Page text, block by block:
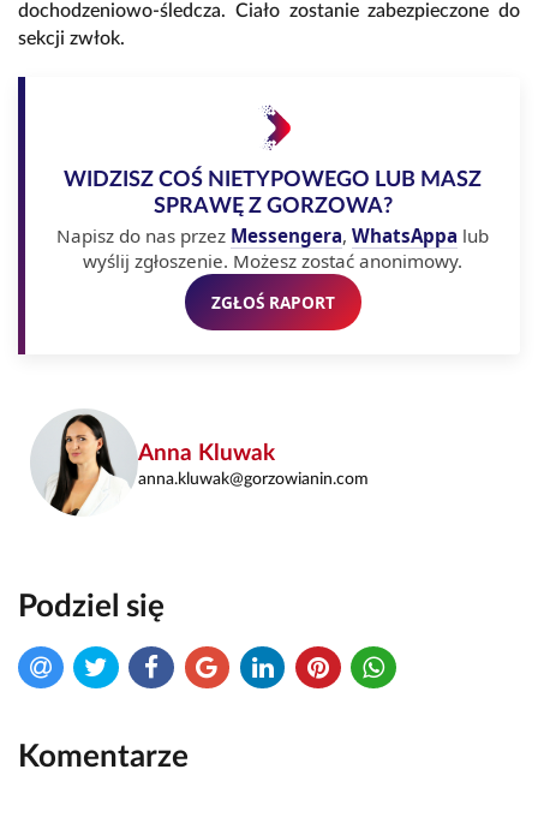
dochodzeniowo-śledcza. Ciało zostanie zabezpieczone do
sekcji zwłok.
WIDZISZ COŚ NIETYPOWEGO LUB MASZ
SPRAWĘ Z GORZOWA?
Napisz do nas przez Messengera, WhatsAppa lub
wyślij zgłoszenie. Możesz zostać anonimowy.
ZGŁOŚ RAPORT
Anna Kluwak
anna.kluwak@gorzowianin.com
Podziel się
Komentarze